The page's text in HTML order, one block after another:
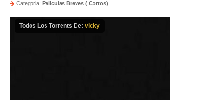
Categoria: Peliculas Breves ( Cortos)
Todos Los Torrents De: vicky